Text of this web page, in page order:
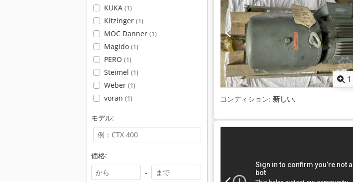
KUKA (1)
Kitzinger (1)
MOC Danner (1)
Magido (1)
PERO (1)
Steimel (1)
Weber (1)
voran (1)
モデル:
価格:
-
1
コンディション: 新しい,